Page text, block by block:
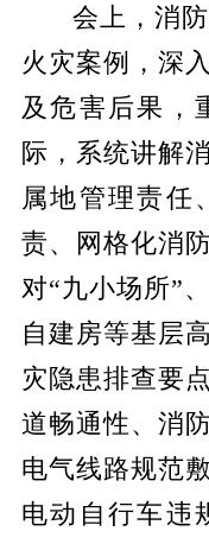
会上，消
火灾案例，深
及危害后果，
际，系统讲解
属地管理责任
责、网格化消
对“九小场所”
自建房等基层
灾隐患排查要
道畅通性、消
电气线路规范
电动自行车违